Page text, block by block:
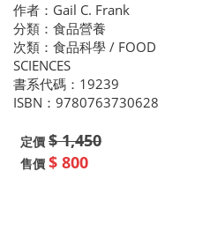
作者：Gail C. Frank
分類：食品營養
次類：食品科學 / FOOD
SCIENCES
書系代碼：19239
ISBN：9780763730628
定價 $ 1,450
售價 $ 800